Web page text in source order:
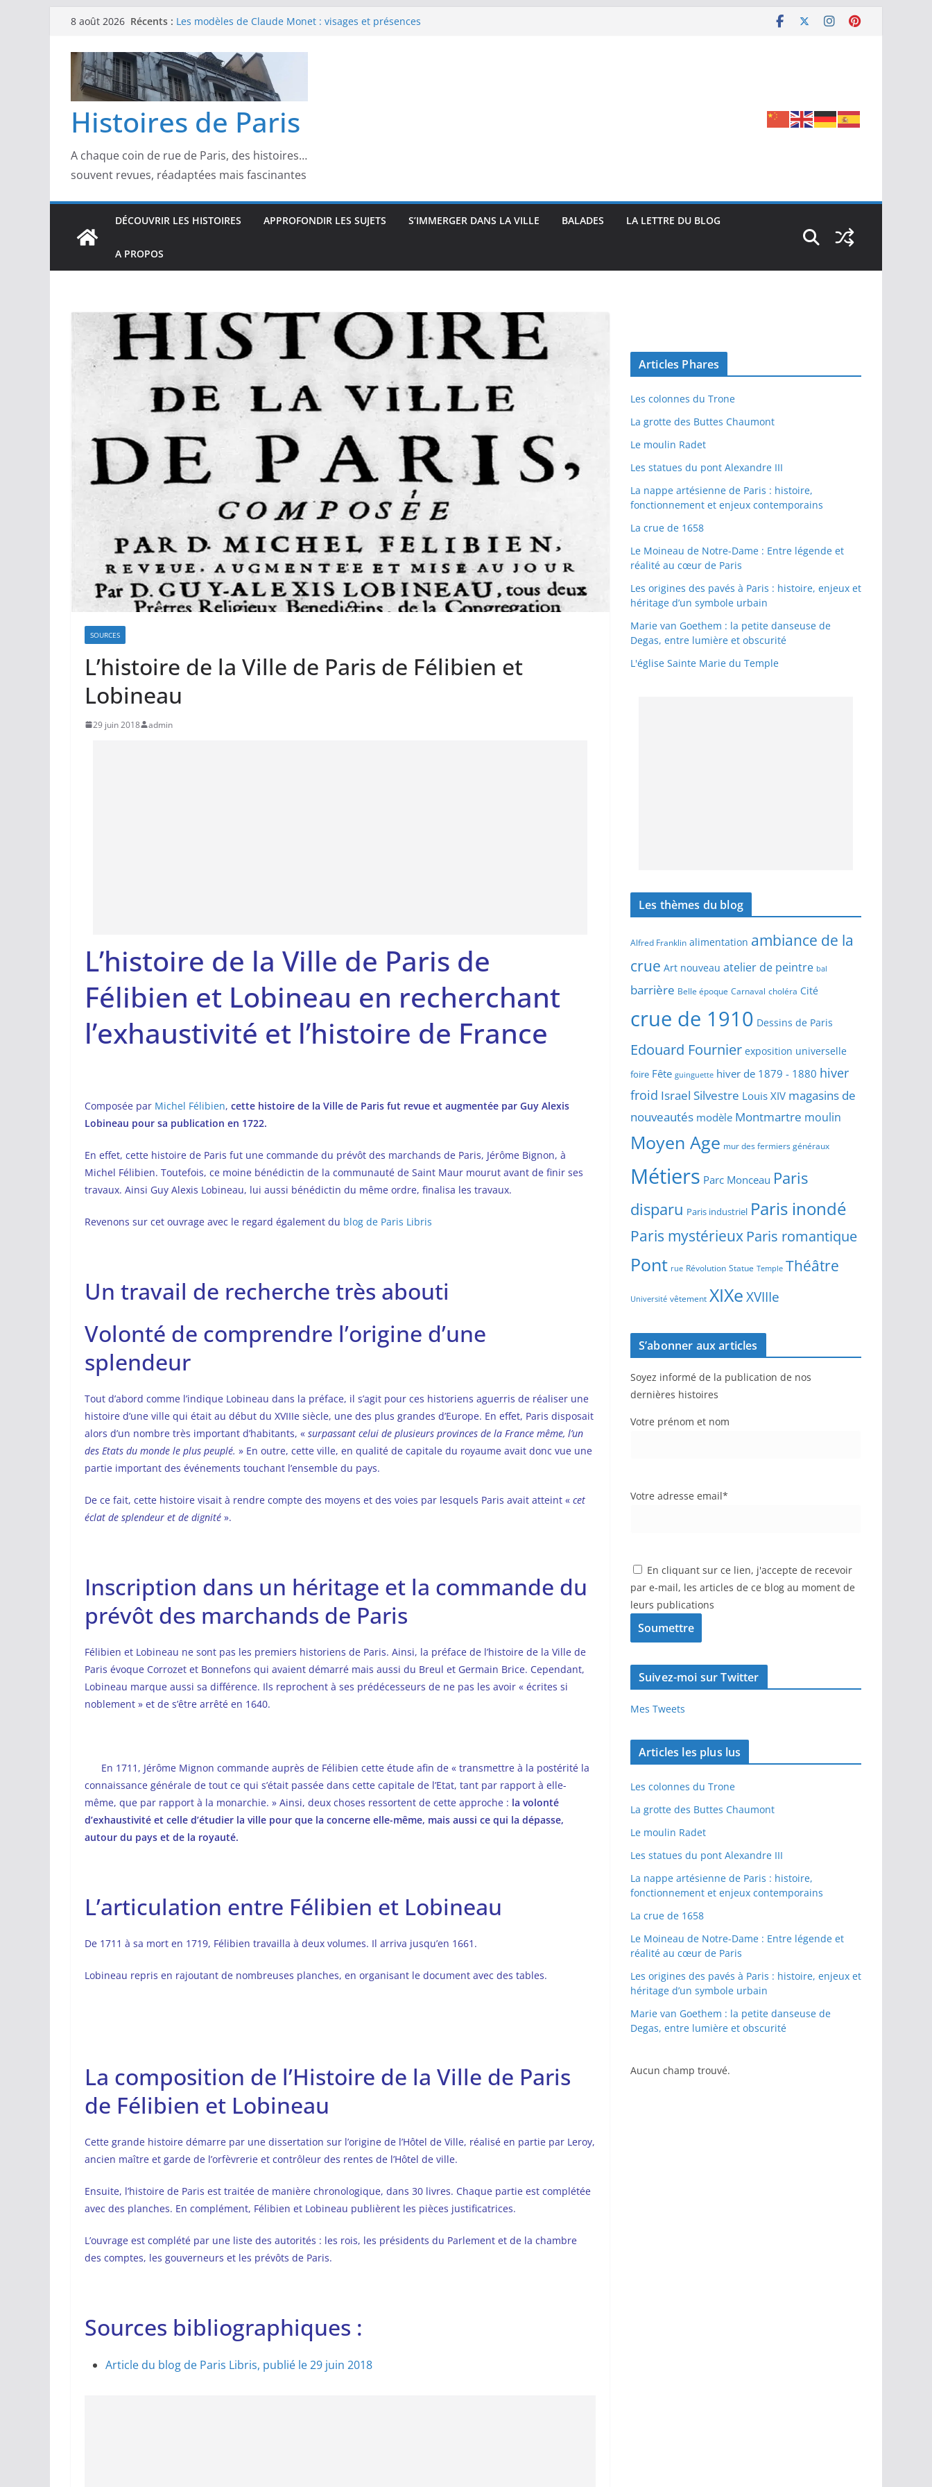
Passer
contenu
8 août 2026 Récents : Les modèles de Claude Monet : visages et présences
confidences de la Belle Époque
Les modèles de Pierre‑Auguste Renoir : visages, corps et
complicités au cœur de l’impressionnisme
Les modèles de Degas : danseuses, travailleuses et visages
d’un Paris moderne
Les modèles de Manet : entre intimité, modernité et
Histoires de Paris
A chaque coin de rue de Paris, des histoires…
souvent revues, réadaptées mais fascinantes
DÉCOUVRIR LES HISTOIRES APPROFONDIR LES SUJETS S’IMMERGER DANS LA VILLE BALADES LA LETTRE DU BLOG
A PROPOS
SOURCES
L’histoire de la Ville de Paris de Félibien et
Lobineau
29 juin 2018 admin
L’histoire de la Ville de Paris de
Félibien et Lobineau en recherchant
l’exhaustivité et l’histoire de France
Composée par Michel Félibien, cette histoire de la Ville de Paris fut revue et augmentée par Guy Alexis
Lobineau pour sa publication en 1722.
En effet, cette histoire de Paris fut une commande du prévôt des marchands de Paris, Jérôme Bignon, à
Michel Félibien. Toutefois, ce moine bénédictin de la communauté de Saint Maur mourut avant de finir ses
travaux. Ainsi Guy Alexis Lobineau, lui aussi bénédictin du même ordre, finalisa les travaux.
Revenons sur cet ouvrage avec le regard également du blog de Paris Libris
Un travail de recherche très abouti
Volonté de comprendre l’origine d’une
splendeur
Tout d’abord comme l’indique Lobineau dans la préface, il s’agit pour ces historiens aguerris de réaliser une
histoire d’une ville qui était au début du XVIIIe siècle, une des plus grandes d’Europe. En effet, Paris disposait
alors d’un nombre très important d’habitants, « surpassant celui de plusieurs provinces de la France même, l’un
des Etats du monde le plus peuplé. » En outre, cette ville, en qualité de capitale du royaume avait donc vue une
partie important des événements touchant l’ensemble du pays.
De ce fait, cette histoire visait à rendre compte des moyens et des voies par lesquels Paris avait atteint « cet
éclat de splendeur et de dignité ».
Inscription dans un héritage et la commande du
prévôt des marchands de Paris
Félibien et Lobineau ne sont pas les premiers historiens de Paris. Ainsi, la préface de l’histoire de la Ville de
Paris évoque Corrozet et Bonnefons qui avaient démarré mais aussi du Breul et Germain Brice. Cependant,
Lobineau marque aussi sa différence. Ils reprochent à ses prédécesseurs de ne pas les avoir « écrites si
noblement » et de s’être arrêté en 1640.
En 1711, Jérôme Mignon commande auprès de Félibien cette étude afin de « transmettre à la postérité la
connaissance générale de tout ce qui s’était passée dans cette capitale de l’Etat, tant par rapport à elle-
même, que par rapport à la monarchie. » Ainsi, deux choses ressortent de cette approche : la volonté
d’exhaustivité et celle d’étudier la ville pour que la concerne elle-même, mais aussi ce qui la dépasse,
autour du pays et de la royauté.
L’articulation entre Félibien et Lobineau
De 1711 à sa mort en 1719, Félibien travailla à deux volumes. Il arriva jusqu’en 1661.
Lobineau repris en rajoutant de nombreuses planches, en organisant le document avec des tables.
La composition de l’Histoire de la Ville de Paris
de Félibien et Lobineau
Cette grande histoire démarre par une dissertation sur l’origine de l’Hôtel de Ville, réalisé en partie par Leroy,
ancien maître et garde de l’orfèvrerie et contrôleur des rentes de l’Hôtel de ville.
Ensuite, l’histoire de Paris est traitée de manière chronologique, dans 30 livres. Chaque partie est complétée
avec des planches. En complément, Félibien et Lobineau publièrent les pièces justificatrices.
L’ouvrage est complété par une liste des autorités : les rois, les présidents du Parlement et de la chambre
des comptes, les gouverneurs et les prévôts de Paris.
Sources bibliographiques :
Article du blog de Paris Libris, publié le 29 juin 2018
Articles Phares
Les colonnes du Trone
La grotte des Buttes Chaumont
Le moulin Radet
Les statues du pont Alexandre III
La nappe artésienne de Paris : histoire,
fonctionnement et enjeux contemporains
La crue de 1658
Le Moineau de Notre-Dame : Entre légende et
réalité au cœur de Paris
Les origines des pavés à Paris : histoire, enjeux et
héritage d’un symbole urbain
Marie van Goethem : la petite danseuse de
Degas, entre lumière et obscurité
L'église Sainte Marie du Temple
Les thèmes du blog
Alfred Franklin alimentation ambiance de la
crue Art nouveau atelier de peintre bal
barrière Belle époque Carnaval choléra Cité
crue de 1910 Dessins de Paris
Edouard Fournier exposition universelle
foire Fête guinguette hiver de 1879 - 1880 hiver
froid Israel Silvestre Louis XIV magasins de
nouveautés modèle Montmartre moulin
Moyen Age mur des fermiers généraux
Métiers Parc Monceau Paris
disparu Paris industriel Paris inondé
Paris mystérieux Paris romantique
Pont rue Révolution Statue Temple Théâtre
Université vêtement XIXeXVIIIe
S’abonner aux articles
Soyez informé de la publication de nos
dernières histoires
Votre prénom et nom
Votre adresse email*
En cliquant sur ce lien, j'accepte de recevoir
par e-mail, les articles de ce blog au moment de
leurs publications
Suivez-moi sur Twitter
Mes Tweets
Articles les plus lus
Les colonnes du Trone
La grotte des Buttes Chaumont
Le moulin Radet
Les statues du pont Alexandre III
La nappe artésienne de Paris : histoire,
fonctionnement et enjeux contemporains
La crue de 1658
Le Moineau de Notre-Dame : Entre légende et
réalité au cœur de Paris
Les origines des pavés à Paris : histoire, enjeux et
héritage d’un symbole urbain
Marie van Goethem : la petite danseuse de
Degas, entre lumière et obscurité
Aucun champ trouvé.